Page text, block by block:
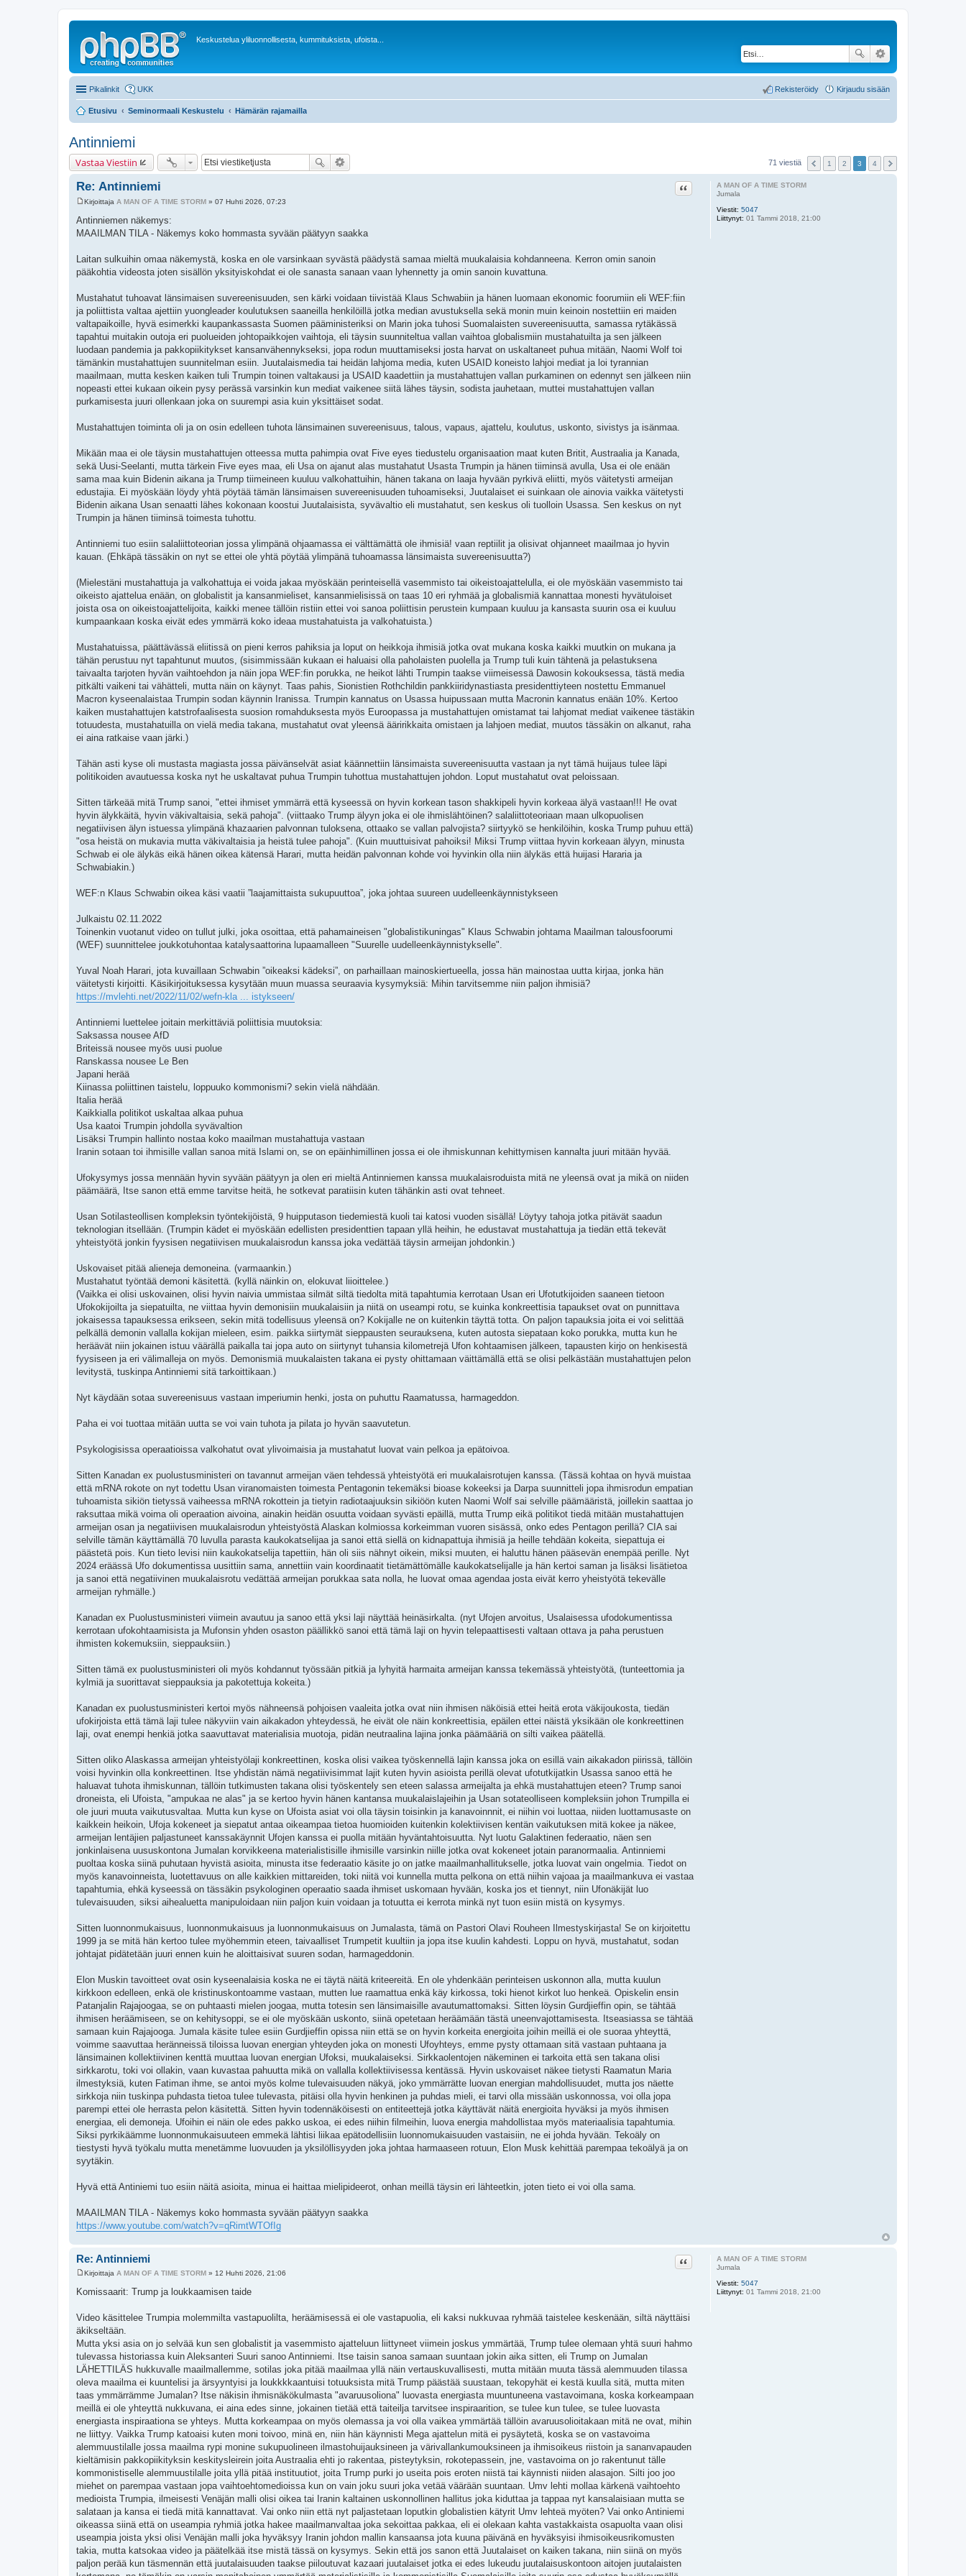
Keskustelua yliluonnollisesta, kummituksista, ufoista...
Pikalinkit UKK Kirjaudu sisään
Rekisteröidy
Etusivu Seminormaali Keskustelu Hämärän rajamailla
Antinniemi
Vastaa Viestiin 71 viestiä 1 2 3 4
A MAN OF A TIME STORM
Jumala
Viestit: 5047
Liittynyt: 01 Tammi 2018, 21:00
Re: Antinniemi Lainaa
e
s
Kirjoittaja A MAN OF A TIME STORM » 07 Huhti 2026, 07:23
Antinniemen näkemys:
MAAILMAN TILA - Näkemys koko hommasta syvään päätyyn saakka
Laitan sulkuihin omaa näkemystä, koska en ole varsinkaan syvästä päädystä samaa mieltä muukalaisia kohdanneena. Kerron omin sanoin
pääkohtia videosta joten sisällön yksityiskohdat ei ole sanasta sanaan vaan lyhennetty ja omin sanoin kuvattuna.
Mustahatut tuhoavat länsimaisen suvereenisuuden, sen kärki voidaan tiivistää Klaus Schwabiin ja hänen luomaan ekonomic foorumiin eli WEF:fiin
ja poliittista valtaa ajettiin yuongleader koulutuksen saaneilla henkilöillä jotka median avustuksella sekä monin muin keinoin nostettiin eri maiden
valtapaikoille, hyvä esimerkki kaupankassasta Suomen pääministeriksi on Marin joka tuhosi Suomalaisten suvereenisuutta, samassa rytäkässä
tapahtui muitakin outoja eri puolueiden johtopaikkojen vaihtoja, eli täysin suunniteltua vallan vaihtoa globalismiin mustahatuilta ja sen jälkeen
luodaan pandemia ja pakkopiikitykset kansanvähennykseksi, jopa rodun muuttamiseksi josta harvat on uskaltaneet puhua mitään, Naomi Wolf toi
tämänkin mustahattujen suunnitelman esiin. Juutalaismedia tai heidän lahjoma media, kuten USAID koneisto lahjoi mediat ja loi tyrannian
maailmaan, mutta kesken kaiken tuli Trumpin toinen valtakausi ja USAID kaadettiin ja mustahattujen vallan purkaminen on edennyt sen jälkeen niin
nopeasti ettei kukaan oikein pysy perässä varsinkin kun mediat vaikenee siitä lähes täysin, sodista jauhetaan, muttei mustahattujen vallan
purkamisesta juuri ollenkaan joka on suurempi asia kuin yksittäiset sodat.
Mustahattujen toiminta oli ja on osin edelleen tuhota länsimainen suvereenisuus, talous, vapaus, ajattelu, koulutus, uskonto, sivistys ja isänmaa.
Mikään maa ei ole täysin mustahattujen otteessa mutta pahimpia ovat Five eyes tiedustelu organisaation maat kuten Britit, Austraalia ja Kanada,
sekä Uusi-Seelanti, mutta tärkein Five eyes maa, eli Usa on ajanut alas mustahatut Usasta Trumpin ja hänen tiiminsä avulla, Usa ei ole enään
sama maa kuin Bidenin aikana ja Trump tiimeineen kuuluu valkohattuihin, hänen takana on laaja hyvään pyrkivä eliitti, myös väitetysti armeijan
edustajia. Ei myöskään löydy yhtä pöytää tämän länsimaisen suvereenisuuden tuhoamiseksi, Juutalaiset ei suinkaan ole ainovia vaikka väitetysti
Bidenin aikana Usan senaatti lähes kokonaan koostui Juutalaisista, syvävaltio eli mustahatut, sen keskus oli tuolloin Usassa. Sen keskus on nyt
Trumpin ja hänen tiiminsä toimesta tuhottu.
Antinniemi tuo esiin salaliittoteorian jossa ylimpänä ohjaamassa ei välttämättä ole ihmisiä! vaan reptiilit ja olisivat ohjanneet maailmaa jo hyvin
kauan. (Ehkäpä tässäkin on nyt se ettei ole yhtä pöytää ylimpänä tuhoamassa länsimaista suvereenisuutta?)
(Mielestäni mustahattuja ja valkohattuja ei voida jakaa myöskään perinteisellä vasemmisto tai oikeistoajattelulla, ei ole myöskään vasemmisto tai
oikeisto ajattelua enään, on globalistit ja kansanmieliset, kansanmielisissä on taas 10 eri ryhmää ja globalismiä kannattaa monesti hyvätuloiset
joista osa on oikeistoajattelijoita, kaikki menee tällöin ristiin ettei voi sanoa poliittisin perustein kumpaan kuuluu ja kansasta suurin osa ei kuuluu
kumpaankaan koska eivät edes ymmärrä koko ideaa mustahatuista ja valkohatuista.)
Mustahatuissa, päättävässä eliitissä on pieni kerros pahiksia ja loput on heikkoja ihmisiä jotka ovat mukana koska kaikki muutkin on mukana ja
tähän perustuu nyt tapahtunut muutos, (sisimmissään kukaan ei haluaisi olla paholaisten puolella ja Trump tuli kuin tähtenä ja pelastuksena
taivaalta tarjoten hyvän vaihtoehdon ja näin jopa WEF:fin porukka, ne heikot lähti Trumpin taakse viimeisessä Dawosin kokouksessa, tästä media
pitkälti vaikeni tai vähätteli, mutta näin on käynyt. Taas pahis, Sionistien Rothchildin pankkiiridynastiasta presidenttiyteen nostettu Emmanuel
Macron kyseenalaistaa Trumpin sodan käynnin Iranissa. Trumpin kannatus on Usassa huipussaan mutta Macronin kannatus enään 10%. Kertoo
kaiken mustahattujen katstrofaalisesta suosion romahduksesta myös Euroopassa ja mustahattujen omistamat tai lahjomat mediat vaikenee tästäkin
totuudesta, mustahatuilla on vielä media takana, mustahatut ovat yleensä ääririkkaita omistaen ja lahjoen mediat, muutos tässäkin on alkanut, raha
ei aina ratkaise vaan järki.)
Tähän asti kyse oli mustasta magiasta jossa päivänselvät asiat käännettiin länsimaista suvereenisuutta vastaan ja nyt tämä huijaus tulee läpi
politikoiden avautuessa koska nyt he uskaltavat puhua Trumpin tuhottua mustahattujen johdon. Loput mustahatut ovat peloissaan.
Sitten tärkeää mitä Trump sanoi, "ettei ihmiset ymmärrä että kyseessä on hyvin korkean tason shakkipeli hyvin korkeaa älyä vastaan!!! He ovat
hyvin älykkäitä, hyvin väkivaltaisia, sekä pahoja". (viittaako Trump älyyn joka ei ole ihmislähtöinen? salaliittoteoriaan maan ulkopuolisen
negatiivisen älyn istuessa ylimpänä khazaarien palvonnan tuloksena, ottaako se vallan palvojista? siirtyykö se henkilöihin, koska Trump puhuu että)
"osa heistä on mukavia mutta väkivaltaisia ja heistä tulee pahoja". (Kuin muuttuisivat pahoiksi! Miksi Trump viittaa hyvin korkeaan älyyn, minusta
Schwab ei ole älykäs eikä hänen oikea kätensä Harari, mutta heidän palvonnan kohde voi hyvinkin olla niin älykäs että huijasi Hararia ja
Schwabiakin.)
WEF:n Klaus Schwabin oikea käsi vaatii ”laajamittaista sukupuuttoa”, joka johtaa suureen uudelleenkäynnistykseen
Julkaistu 02.11.2022
Toinenkin vuotanut video on tullut julki, joka osoittaa, että pahamaineisen "globalistikuningas" Klaus Schwabin johtama Maailman talousfoorumi
(WEF) suunnittelee joukkotuhontaa katalysaattorina lupaamalleen "Suurelle uudelleenkäynnistykselle".
Yuval Noah Harari, jota kuvaillaan Schwabin ”oikeaksi kädeksi”, on parhaillaan mainoskiertueella, jossa hän mainostaa uutta kirjaa, jonka hän
väitetysti kirjoitti. Käsikirjoituksessa kysytään muun muassa seuraavia kysymyksiä: Mihin tarvitsemme niin paljon ihmisiä?
https://mvlehti.net/2022/11/02/wefn-kla ... istykseen/
Antinniemi luettelee joitain merkittäviä poliittisia muutoksia:
Saksassa nousee AfD
Briteissä nousee myös uusi puolue
Ranskassa nousee Le Ben
Japani herää
Kiinassa poliittinen taistelu, loppuuko kommonismi? sekin vielä nähdään.
Italia herää
Kaikkialla politikot uskaltaa alkaa puhua
Usa kaatoi Trumpin johdolla syvävaltion
Lisäksi Trumpin hallinto nostaa koko maailman mustahattuja vastaan
Iranin sotaan toi ihmisille vallan sanoa mitä Islami on, se on epäinhimillinen jossa ei ole ihmiskunnan kehittymisen kannalta juuri mitään hyvää.
Ufokysymys jossa mennään hyvin syvään päätyyn ja olen eri mieltä Antinniemen kanssa muukalaisroduista mitä ne yleensä ovat ja mikä on niiden
päämäärä, Itse sanon että emme tarvitse heitä, he sotkevat paratiisin kuten tähänkin asti ovat tehneet.
Usan Sotilasteollisen kompleksin työntekijöistä, 9 huipputason tiedemiestä kuoli tai katosi vuoden sisällä! Löytyy tahoja jotka pitävät saadun
teknologian itsellään. (Trumpin kädet ei myöskään edellisten presidenttien tapaan yllä heihin, he edustavat mustahattuja ja tiedän että tekevät
yhteistyötä jonkin fyysisen negatiivisen muukalaisrodun kanssa joka vedättää täysin armeijan johdonkin.)
Uskovaiset pitää alieneja demoneina. (varmaankin.)
Mustahatut työntää demoni käsitettä. (kyllä näinkin on, elokuvat liioittelee.)
(Vaikka ei olisi uskovainen, olisi hyvin naivia ummistaa silmät siltä tiedolta mitä tapahtumia kerrotaan Usan eri Ufotutkijoiden saaneen tietoon
Ufokokijoilta ja siepatuilta, ne viittaa hyvin demonisiin muukalaisiin ja niitä on useampi rotu, se kuinka konkreettisia tapaukset ovat on punnittava
jokaisessa tapauksessa erikseen, sekin mitä todellisuus yleensä on? Kokijalle ne on kuitenkin täyttä totta. On paljon tapauksia joita ei voi selittää
pelkällä demonin vallalla kokijan mieleen, esim. paikka siirtymät sieppausten seurauksena, kuten autosta siepataan koko porukka, mutta kun he
heräävät niin jokainen istuu väärällä paikalla tai jopa auto on siirtynyt tuhansia kilometrejä Ufon kohtaamisen jälkeen, tapausten kirjo on henkisestä
fyysiseen ja eri välimalleja on myös. Demonismiä muukalaisten takana ei pysty ohittamaan väittämällä että se olisi pelkästään mustahattujen pelon
levitystä, tuskinpa Antinniemi sitä tarkoittikaan.)
Nyt käydään sotaa suvereenisuus vastaan imperiumin henki, josta on puhuttu Raamatussa, harmageddon.
Paha ei voi tuottaa mitään uutta se voi vain tuhota ja pilata jo hyvän saavutetun.
Psykologisissa operaatioissa valkohatut ovat ylivoimaisia ja mustahatut luovat vain pelkoa ja epätoivoa.
Sitten Kanadan ex puolustusministeri on tavannut armeijan väen tehdessä yhteistyötä eri muukalaisrotujen kanssa. (Tässä kohtaa on hyvä muistaa
että mRNA rokote on nyt todettu Usan viranomaisten toimesta Pentagonin tekemäksi bioase kokeeksi ja Darpa suunnitteli jopa ihmisrodun empatian
tuhoamista sikiön tietyssä vaiheessa mRNA rokottein ja tietyin radiotaajuuksin sikiöön kuten Naomi Wolf sai selville päämääristä, joillekin saattaa jo
raksuttaa mikä voima oli operaation aivoina, ainakin heidän osuutta voidaan syvästi epäillä, mutta Trump eikä politikot tiedä mitään mustahattujen
armeijan osan ja negatiivisen muukalaisrodun yhteistyöstä Alaskan kolmiossa korkeimman vuoren sisässä, onko edes Pentagon perillä? CIA sai
selville tämän käyttämällä 70 luvulla parasta kaukokatselijaa ja sanoi että siellä on kidnapattuja ihmisiä ja heille tehdään kokeita, siepattuja ei
päästetä pois. Kun tieto levisi niin kaukokatselija tapettiin, hän oli siis nähnyt oikein, miksi muuten, ei haluttu hänen pääsevän enempää perille. Nyt
2024 eräässä Ufo dokumentissa uusittiin sama, annettiin vain koordinaatit tietämättömälle kaukokatselijalle ja hän kertoi saman ja lisäksi lisätietoa
ja sanoi että negatiivinen muukalaisrotu vedättää armeijan porukkaa sata nolla, he luovat omaa agendaa josta eivät kerro yheistyötä tekevälle
armeijan ryhmälle.)
Kanadan ex Puolustusministeri viimein avautuu ja sanoo että yksi laji näyttää heinäsirkalta. (nyt Ufojen arvoitus, Usalaisessa ufodokumentissa
kerrotaan ufokohtaamisista ja Mufonsin yhden osaston päällikkö sanoi että tämä laji on hyvin telepaattisesti valtaan ottava ja paha perustuen
ihmisten kokemuksiin, sieppauksiin.)
Sitten tämä ex puolustusministeri oli myös kohdannut työssään pitkiä ja lyhyitä harmaita armeijan kanssa tekemässä yhteistyötä, (tunteettomia ja
kylmiä ja suorittavat sieppauksia ja pakotettuja kokeita.)
Kanadan ex puolustusministeri kertoi myös nähneensä pohjoisen vaaleita jotka ovat niin ihmisen näköisiä ettei heitä erota väkijoukosta, tiedän
ufokirjoista että tämä laji tulee näkyviin vain aikakadon yhteydessä, he eivät ole näin konkreettisia, epäilen ettei näistä yksikään ole konkreettinen
laji, ovat enempi henkiä jotka saavuttavat materialisia muotoja, pidän neutraalina lajina jonka päämääriä on silti vaikea päätellä.
Sitten oliko Alaskassa armeijan yhteistyölaji konkreettinen, koska olisi vaikea työskennellä lajin kanssa joka on esillä vain aikakadon piirissä, tällöin
voisi hyvinkin olla konkreettinen. Itse yhdistän nämä negatiivisimmat lajit kuten hyvin asioista perillä olevat ufotutkijatkin Usassa sanoo että he
haluavat tuhota ihmiskunnan, tällöin tutkimusten takana olisi työskentely sen eteen salassa armeijalta ja ehkä mustahattujen eteen? Trump sanoi
droneista, eli Ufoista, "ampukaa ne alas" ja se kertoo hyvin hänen kantansa muukalaislajeihin ja Usan sotateolliseen kompleksiin johon Trumpilla ei
ole juuri muuta vaikutusvaltaa. Mutta kun kyse on Ufoista asiat voi olla täysin toisinkin ja kanavoinnnit, ei niihin voi luottaa, niiden luottamusaste on
kaikkein heikoin, Ufoja kokeneet ja siepatut antaa oikeampaa tietoa huomioiden kuitenkin kolektiivisen kentän vaikutuksen mitä kokee ja näkee,
armeijan lentäjien paljastuneet kanssakäynnit Ufojen kanssa ei puolla mitään hyväntahtoisuutta. Nyt luotu Galaktinen federaatio, näen sen
jonkinlaisena uususkontona Jumalan korvikkeena materialistisille ihmisille varsinkin niille jotka ovat kokeneet jotain paranormaalia. Antinniemi
puoltaa koska siinä puhutaan hyvistä asioita, minusta itse federaatio käsite jo on jatke maailmanhallitukselle, jotka luovat vain ongelmia. Tiedot on
myös kanavoinneista, luotettavuus on alle kaikkien mittareiden, toki niitä voi kunnella mutta pelkona on että niihin vajoaa ja maailmankuva ei vastaa
tapahtumia, ehkä kyseessä on tässäkin psykologinen operaatio saada ihmiset uskomaan hyvään, koska jos et tiennyt, niin Ufonäkijät luo
tulevaisuuden, siksi aihealuetta manipuloidaan niin paljon kuin voidaan ja totuutta ei kerrota minkä nyt tuon esiin mistä on kysymys.
Sitten luonnonmukaisuus, luonnonmukaisuus ja luonnonmukaisuus on Jumalasta, tämä on Pastori Olavi Rouheen Ilmestyskirjasta! Se on kirjoitettu
1999 ja se mitä hän kertoo tulee myöhemmin eteen, taivaalliset Trumpetit kuultiin ja jopa itse kuulin kahdesti. Loppu on hyvä, mustahatut, sodan
johtajat pidätetään juuri ennen kuin he aloittaisivat suuren sodan, harmageddonin.
Elon Muskin tavoitteet ovat osin kyseenalaisia koska ne ei täytä näitä kriteereitä. En ole yhdenkään perinteisen uskonnon alla, mutta kuulun
kirkkoon edelleen, enkä ole kristinuskontoamme vastaan, mutten lue raamattua enkä käy kirkossa, toki hienot kirkot luo henkeä. Opiskelin ensin
Patanjalin Rajajoogaa, se on puhtaasti mielen joogaa, mutta totesin sen länsimaisille avautumattomaksi. Sitten löysin Gurdjieffin opin, se tähtää
ihmisen heräämiseen, se on kehitysoppi, se ei ole myöskään uskonto, siinä opetetaan heräämään tästä uneenvajottamisesta. Itseasiassa se tähtää
samaan kuin Rajajooga. Jumala käsite tulee esiin Gurdjieffin opissa niin että se on hyvin korkeita energioita joihin meillä ei ole suoraa yhteyttä,
voimme saavuttaa heränneissä tiloissa luovan energian yhteyden joka on monesti Ufoyhteys, emme pysty ottamaan sitä vastaan puhtaana ja
länsimainen kollektiivinen kenttä muuttaa luovan energian Ufoksi, muukalaiseksi. Sirkkaolentojen näkeminen ei tarkoita että sen takana olisi
sirkkarotu, toki voi ollakin, vaan kuvastaa pahuutta mikä on vallalla kollektiivisessa kentässä. Hyvin uskovaiset näkee tietysti Raamatun Maria
ilmestyksiä, kuten Fatiman ihme, se antoi myös kolme tulevaisuuden näkyä, joko ymmärrätte luovan energian mahdollisuudet, mutta jos näette
sirkkoja niin tuskinpa puhdasta tietoa tulee tulevasta, pitäisi olla hyvin henkinen ja puhdas mieli, ei tarvi olla missään uskonnossa, voi olla jopa
parempi ettei ole herrasta pelon käsitettä. Sitten hyvin todennäköisesti on entiteettejä jotka käyttävät näitä energioita hyväksi ja myös ihmisen
energiaa, eli demoneja. Ufoihin ei näin ole edes pakko uskoa, ei edes niihin filmeihin, luova energia mahdollistaa myös materiaalisia tapahtumia.
Siksi pyrkikäämme luonnonmukaisuuteen emmekä lähtisi liikaa epätodellisiin luonnomukaisuuden vastaisiin, ne ei johda hyvään. Tekoäly on
tiestysti hyvä työkalu mutta menetämme luovuuden ja yksilöllisyyden joka johtaa harmaaseen rotuun, Elon Musk kehittää parempaa tekoälyä ja on
syytäkin.
Hyvä että Antiniemi tuo esiin näitä asioita, minua ei haittaa mielipideerot, onhan meillä täysin eri lähteetkin, joten tieto ei voi olla sama.
MAAILMAN TILA - Näkemys koko hommasta syvään päätyyn saakka
https://www.youtube.com/watch?v=qRimtWTOfIg
A MAN OF A TIME STORM
Jumala
Viestit: 5047
Liittynyt: 01 Tammi 2018, 21:00
Re: Antinniemi Lainaa
e
i
Kirjoittaja A MAN OF A TIME STORM » 12 Huhti 2026, 21:06
Komissaarit: Trump ja loukkaamisen taide
Video käsittelee Trumpia molemmilta vastapuolilta, heräämisessä ei ole vastapuolia, eli kaksi nukkuvaa ryhmää taistelee keskenään, siltä näyttäisi
äkikseltään.
Mutta yksi asia on jo selvää kun sen globalistit ja vasemmisto ajatteluun liittyneet viimein joskus ymmärtää, Trump tulee olemaan yhtä suuri hahmo
tulevassa historiassa kuin Aleksanteri Suuri sanoo Antinniemi. Itse taisin sanoa samaan suuntaan jokin aika sitten, eli Trump on Jumalan
LÄHETTILÄS hukkuvalle maailmallemme, sotilas joka pitää maailmaa yllä näin vertauskuvallisesti, mutta mitään muuta tässä alemmuuden tilassa
oleva maailma ei kuuntelisi ja ärsyyntyisi ja loukkkkaantuisi totuuksista mitä Trump päästää suustaan, tekopyhät ei kestä kuulla sitä, mutta miten
taas ymmärrämme Jumalan? Itse näkisin ihmisnäkökulmasta "avaruusoliona" luovasta energiasta muuntuneena vastavoimana, koska korkeampaan
meillä ei ole yhteyttä nukkuvana, ei aina edes sinne, jokainen tietää että taiteilja tarvitsee inspiraarition, se tulee kun tulee, se tulee luovasta
energiasta inspiraationa se yhteys. Mutta korkeampaa on myös olemassa ja voi olla vaikea ymmärtää tällöin avaruusolioitakaan mitä ne ovat, mihin
ne liittyy. Vaikka Trump katoaisi kuten moni toivoo, minä en, niin hän käynnisti Mega ajattelun mitä ei pysäytetä, koska se on vastavoima
alemmuustilalle jossa maailma rypi monine sukupuolineen ilmastohuijauksineen ja värivallankumouksineen ja ihmisoikeus riistoin ja sananvapauden
kieltämisin pakkopiikityksin keskitysleirein joita Austraalia ehti jo rakentaa, pisteytyksin, rokotepassein, jne, vastavoima on jo rakentunut tälle
kommonistiselle alemmuustilalle joita yllä pitää instituutiot, joita Trump purki jo useita pois eroten niistä tai käynnisti niiden alasajon. Silti joo joo
miehet on parempaa vastaan jopa vaihtoehtomedioissa kun on vain joku suuri joka vetää väärään suuntaan. Umv lehti mollaa kärkenä vaihtoehto
medioista Trumpia, ilmeisesti Venäjän malli olisi oikea tai Iranin kaltainen uskonnollinen hallitus joka kiduttaa ja tappaa nyt kansalaisiaan mutta se
salataan ja kansa ei tiedä mitä kannattavat. Vai onko niin että nyt paljastetaan loputkin globalistien kätyrit Umv lehteä myöten? Vai onko Antiniemi
oikeassa siinä että on useampia ryhmiä jotka hakee maailmanvaltaa joka sekoittaa pakkaa, eli ei olekaan kahta vastakkaista osapuolta vaan olisi
useampia joista yksi olisi Venäjän malli joka hyväksyy Iranin johdon mallin kansaansa jota kuuna päivänä en hyväksyisi ihmisoikeusrikomusten
takia, mutta katsokaa video ja päätelkää itse mistä tässä on kysymys. Sekin että jos sanon että Juutalaiset on kaiken takana, niin siinä on myös
paljon perää kun täsmennän että juutalaisuuden taakse piiloutuvat kazaari juutalaiset jotka ei edes lukeudu juutalaisuskontoon aitojen juutalaisten